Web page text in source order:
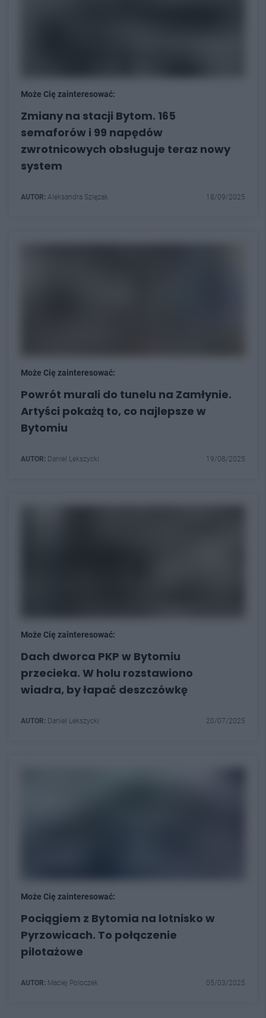
Może Cię zainteresować:
Zmiany na stacji Bytom. 165
semaforów i 99 napędów
zwrotnicowych obsługuje teraz nowy
system
AUTOR: Aleksandra Szlęzak 18/09/2025
Może Cię zainteresować:
Powrót murali do tunelu na Zamłynie.
Artyści pokażą to, co najlepsze w
Bytomiu
AUTOR: Daniel Lekszycki 19/08/2025
Może Cię zainteresować:
Dach dworca PKP w Bytomiu
przecieka. W holu rozstawiono
wiadra, by łapać deszczówkę
AUTOR: Daniel Lekszycki 20/07/2025
Może Cię zainteresować:
Pociągiem z Bytomia na lotnisko w
Pyrzowicach. To połączenie
pilotażowe
AUTOR: Maciej Poloczek 05/03/2025